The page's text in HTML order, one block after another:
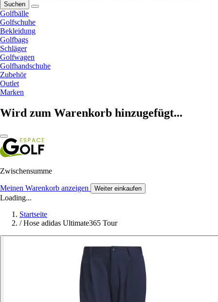
Suchen
Golfbälle
Golfschuhe
Bekleidung
Golfbags
Schläger
Golfwagen
Golfhandschuhe
Zubehör
Outlet
Marken
Wird zum Warenkorb hinzugefügt...
Zwischensumme
Meinen Warenkorb anzeigen Weiter einkaufen
Loading...
Startseite
/ Hose adidas Ultimate365 Tour